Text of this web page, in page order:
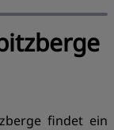
findet ein